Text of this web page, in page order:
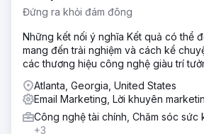
Đứng ra khỏi đám đông
Những kết nối ý nghĩa Kết quả có thể
mang đến trải nghiệm và cách kể
các thương hiệu công nghệ giàu trí
Atlanta, Georgia, United States
Email Marketing, Lời khuyên
Công nghệ tài chính, Chăm sóc sức
+3